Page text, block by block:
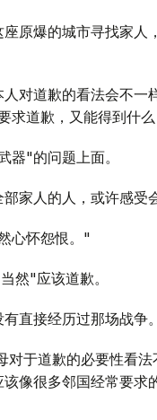
原爆的城市寻找家人
对道歉的看法会不一
求道歉，又能得到什
器"的问题上面。
家人的人，或许感受
心怀怨恨。"
然"应该道歉。
直接经历过那场战争。
对于道歉的必要性看法
像很多邻国经常要求